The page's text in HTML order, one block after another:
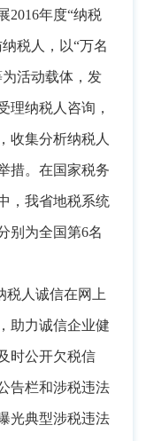
2016年度“纳税
税人 ， 以“万名
活动载体，发
理纳税人咨询，
， 收集分析纳税人
措。 在国家税务
，我省地税系统
别为全国第6名
税人诚信在网上
， 助力诚信企业健
时公开欠税信
告栏和涉税违法
光典型涉税违法